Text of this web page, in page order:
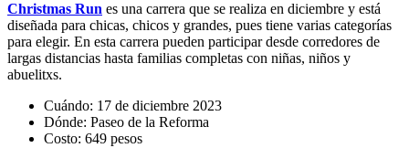
Christmas Run es una carrera que se realiza en diciembre y está
diseñada para chicas, chicos y grandes, pues tiene varias categorías
para elegir. En esta carrera pueden participar desde corredores de
largas distancias hasta familias completas con niñas, niños y
abuelitxs.
Cuándo: 17 de diciembre 2023
Dónde: Paseo de la Reforma
Costo: 649 pesos